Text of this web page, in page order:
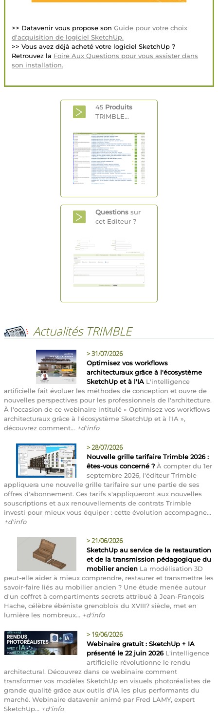
>> Datavenir vous propose son Guide pour votre choix
d'acquisition de logiciel SketchUp.
>> Vous avez déjà acheté votre logiciel SketchUp ?
Retrouvez la Foire Aux Questions pour vous assister dans
son installation.
45 Produits
TRIMBLE...
Questions sur
cet Editeur ?
Actualités TRIMBLE
>31/07/2026
Optimisez vos workflows
architecturaux grâce à l'écosystème
SketchUp et à l'IA L'intelligence
artificielle fait évoluer les méthodes de conception et ouvre de
nouvelles perspectives pour les professionnels de l'architecture.
À l'occasion de ce webinaire intitulé « Optimisez vos workflows
architecturaux grâce à l'écosystème SketchUp et à l'IA »,
découvrez comment... +d'info
>28/07/2026
Nouvelle grille tarifaire Trimble 2026 :
êtes-vous concerné ? À compter du 1er
septembre 2026, l'éditeur Trimble
appliquera une nouvelle grille tarifaire sur une partie de ses
offres d'abonnement. Ces tarifs s'appliqueront aux nouvelles
souscriptions et aux renouvellements de contrats Trimble
investi pour mieux vous équiper : cette évolution accompagne...
+d'info
>21/06/2026
SketchUp au service de la restauration
et de la transmission pédagogique du
mobilier ancien La modélisation 3D
peut-elle aider à mieux comprendre, restaurer et transmettre les
savoir-faire liés au mobilier ancien ? Une étude menée autour
d'un coffret à compartiments secrets attribué à Jean-François
Hache, célèbre ébéniste grenoblois du XVIII? siècle, met en
lumière les nombreux... +d'info
> 19/06/2026
Webinaire gratuit : SketchUp + IA
présenté le 22 juin 2026L'intelligence
artificielle révolutionne le rendu
architectural. Découvrez dans ce webinaire comment
transformer vos modèles SketchUp en visuels photoréalistes de
grande qualité grâce aux outils d'IA les plus performants du
marché. Webinaire datavenir animé par Fred LAMY, expert
SketchUp... +d'info